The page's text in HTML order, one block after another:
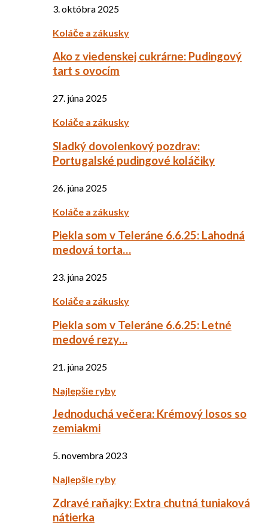
3. októbra 2025
Koláče a zákusky
Ako z viedenskej cukrárne: Pudingový
tart s ovocím
27. júna 2025
Koláče a zákusky
Sladký dovolenkový pozdrav:
Portugalské pudingové koláčiky
26. júna 2025
Koláče a zákusky
Piekla som v Teleráne 6.6.25: Lahodná
medová torta…
23. júna 2025
Koláče a zákusky
Piekla som v Teleráne 6.6.25: Letné
medové rezy…
21. júna 2025
Najlepšie ryby
Jednoduchá večera: Krémový losos so
zemiakmi
5. novembra 2023
Najlepšie ryby
Zdravé raňajky: Extra chutná tuniaková
nátierka